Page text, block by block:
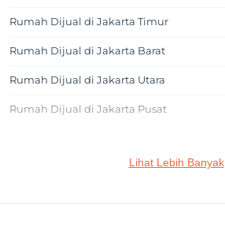
Rumah Dijual di Jakarta Timur
Rumah Dijual di Jakarta Barat
Rumah Dijual di Jakarta Utara
Rumah Dijual di Jakarta Pusat
Lihat Lebih Banyak